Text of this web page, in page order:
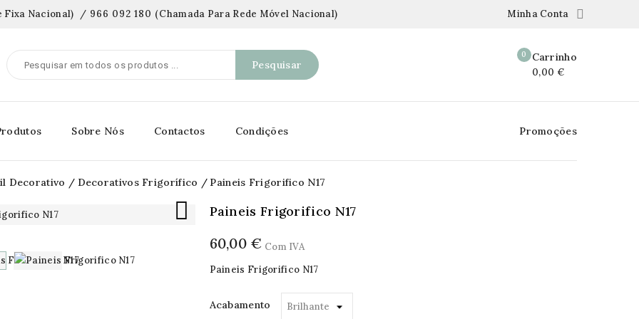
Fixa Nacional) / 966 092 180 (Chamada Para Rede Móvel Nacional) Minha Conta 
0 Carrinho
0,00 €
Pesquisar
Sobre Nós Contactos Condições Promoções
Decorativo Decorativos Frigorífico Paineis Frigorifico N17
 Paineis Frigorifico N17
60,00 € Com IVA
Paineis Frigorifico N17
Acabamento